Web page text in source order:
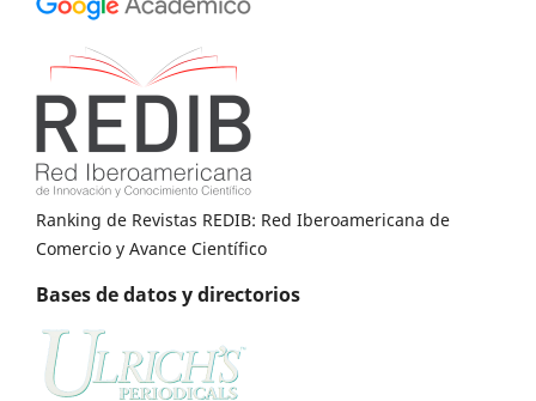
Ranking de Revistas REDIB: Red Iberoamericana de
Comercio y Avance Científico
Bases de datos y directorios